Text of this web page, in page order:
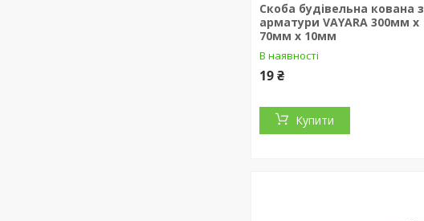
Скоба будівельна кована з
арматури VAYARA 300мм х
70мм х 10мм
В наявності
19 ₴
Купити